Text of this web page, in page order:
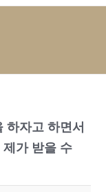
하자고 하면서
가 받을 수